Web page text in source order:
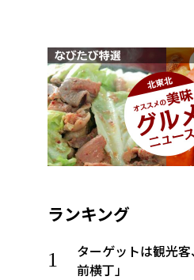
ランキング
ターゲットは観光
前横丁」